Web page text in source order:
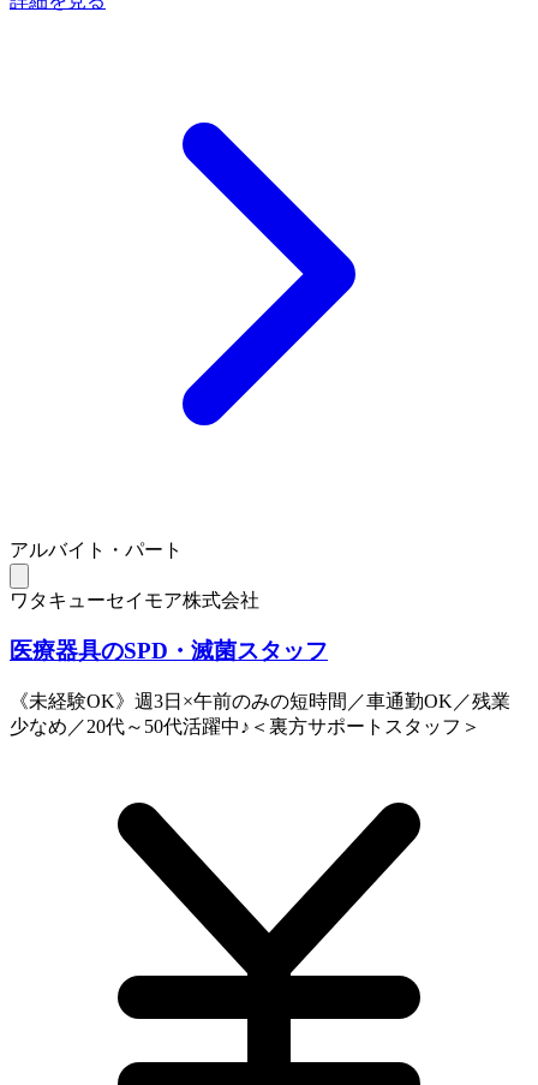
アルバイト・パート
ワタキューセイモア株式会社
医療器具のSPD・滅菌スタッフ
《未経験OK》週3日×午前のみの短時間／車通勤OK／残業
少なめ／20代～50代活躍中♪＜裏方サポートスタッフ＞